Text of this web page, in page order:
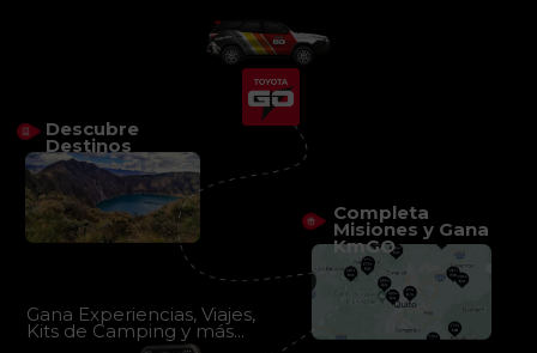
Descubre
Destinos
Completa
Misiones y Gana
KmGO
Gana Experiencias, Viajes,
Kits de Camping y más...